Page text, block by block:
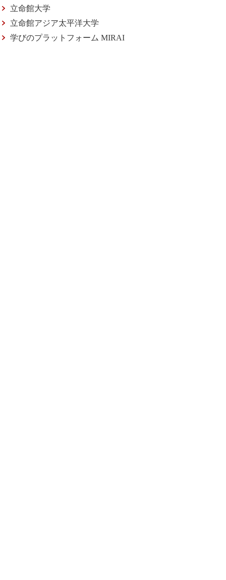
立命館大学
立命館アジア太平洋大学
学びのプラットフォーム MIRAI